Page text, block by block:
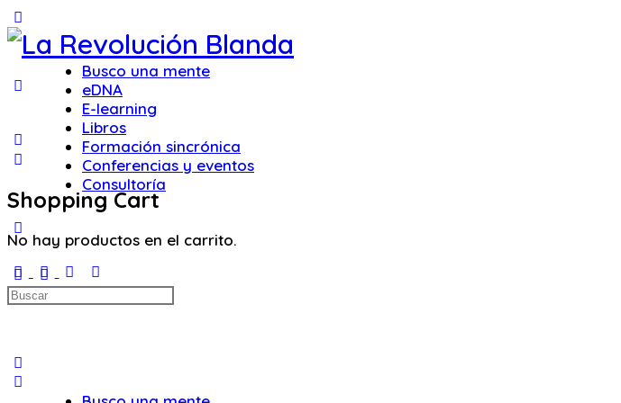
Panel
Busco una mente
eDNA
E-learning
Libros
Formación sincrónica
Conferencias y eventos
Consultoría
options
Iniciar sesión
Shopping Cart
No hay productos en el carrito.
Buscar: